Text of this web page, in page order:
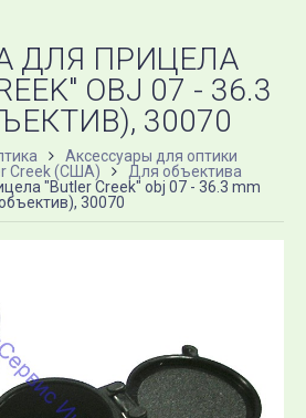
ДЛЯ ПРИЦЕЛА
OBJ 07 - 36.3
30070
Аксессуары для оптики
Creek (США)
Для объектива
"Butler Creek" obj 07 - 36.3 mm
30070